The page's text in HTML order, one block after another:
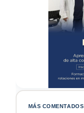
MÁS COMENTADOS